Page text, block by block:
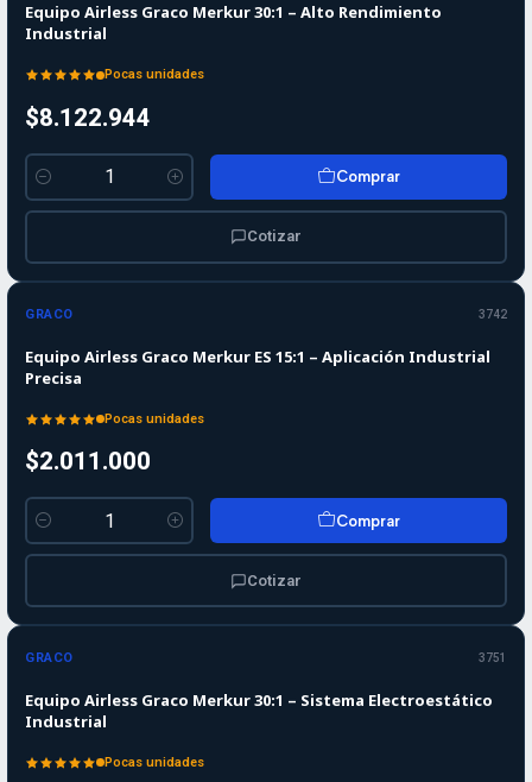
Equipo Airless Graco Merkur 30:1 – Alto Rendimiento
Industrial
Pocas unidades
$8.122.944
Cantidad
Comprar
Cotizar
GRACO 3742
Equipo Airless Graco Merkur ES 15:1 – Aplicación Industrial
Precisa
Pocas unidades
$2.011.000
Cantidad
Comprar
Cotizar
GRACO 3751
Equipo Airless Graco Merkur 30:1 – Sistema Electroestático
Industrial
Pocas unidades